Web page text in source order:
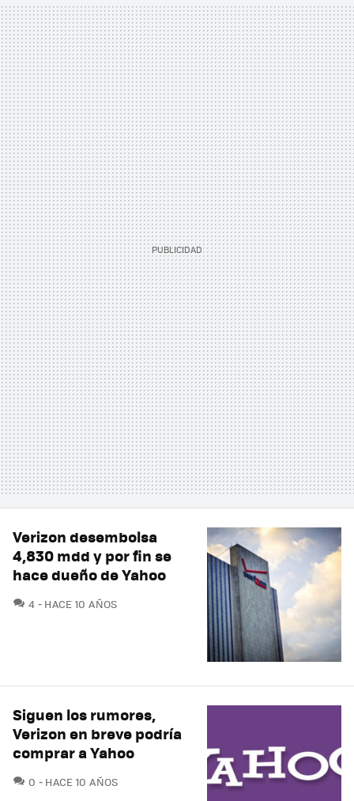
Verizon desembolsa
4,830 mdd y por fin se
hace dueño de Yahoo
4 COMENTARIOS
HACE 10 AÑOS
Siguen los rumores,
Verizon en breve podría
comprar a Yahoo
0 COMENTARIOS
HACE 10 AÑOS